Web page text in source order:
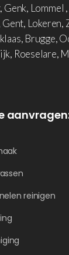
Lommel ,
Gent, Lokeren,
Brugge,
Roeselare,
reinigen